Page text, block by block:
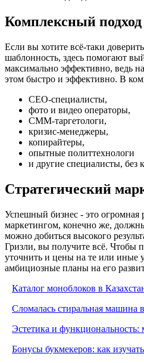
Комплексный
Если вы хотите всё-таки
шаблонность, здесь помогают
максимально эффективно, ведь
этом быстро и эффективно. В
СЕО-специалисты,
фото и видео операторы,
СММ-таргетологи,
кризис-менеджеры,
копирайтеры,
опытные политтехнологи
и другие специалисты, без
Стратегический
Успешный бизнес - это огромная
маркетингом, конечно же,
можно добиться высокого
Гризли, вы получите всё. Чтобы
уточнить и цены на те или иные
амбициозные планы на его
Каталог моноблоков в
Сломалась стиральная машина
Эстетика и
Бонусы букмекеров: как